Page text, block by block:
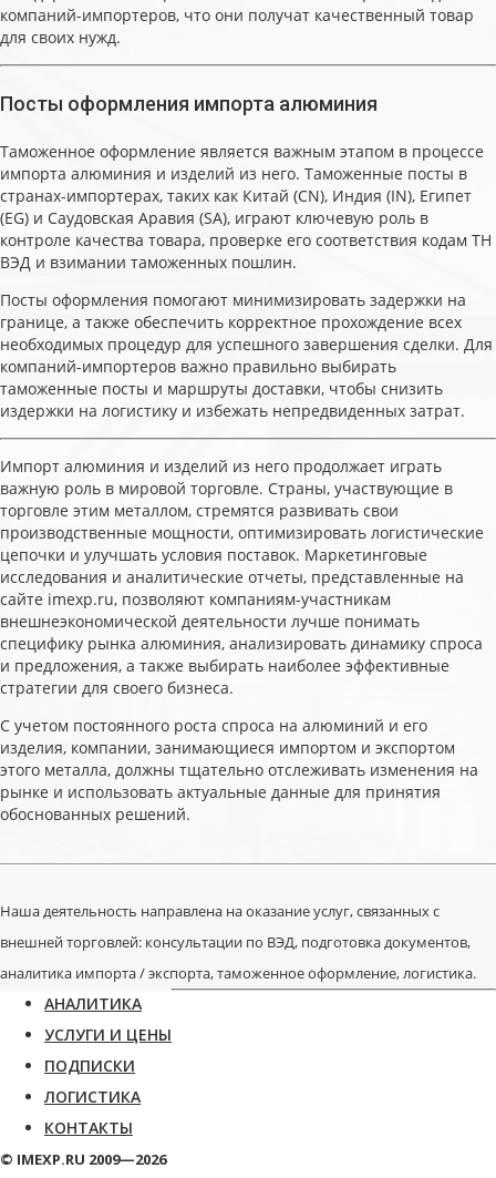
компаний-импортеров, что они получат качественный товар
для своих нужд.
Посты оформления импорта алюминия
Таможенное оформление является важным этапом в процессе
импорта алюминия и изделий из него. Таможенные посты в
странах-импортерах, таких как Китай (CN), Индия (IN), Египет
(EG) и Саудовская Аравия (SA), играют ключевую роль в
контроле качества товара, проверке его соответствия кодам ТН
ВЭД и взимании таможенных пошлин.
Посты оформления помогают минимизировать задержки на
границе, а также обеспечить корректное прохождение всех
необходимых процедур для успешного завершения сделки. Для
компаний-импортеров важно правильно выбирать
таможенные посты и маршруты доставки, чтобы снизить
издержки на логистику и избежать непредвиденных затрат.
Импорт алюминия и изделий из него продолжает играть
важную роль в мировой торговле. Страны, участвующие в
торговле этим металлом, стремятся развивать свои
производственные мощности, оптимизировать логистические
цепочки и улучшать условия поставок. Маркетинговые
исследования и аналитические отчеты, представленные на
сайте imexp.ru, позволяют компаниям-участникам
внешнеэкономической деятельности лучше понимать
специфику рынка алюминия, анализировать динамику спроса
и предложения, а также выбирать наиболее эффективные
стратегии для своего бизнеса.
С учетом постоянного роста спроса на алюминий и его
изделия, компании, занимающиеся импортом и экспортом
этого металла, должны тщательно отслеживать изменения на
рынке и использовать актуальные данные для принятия
обоснованных решений.
Наша деятельность направлена на оказание услуг, связанных с
внешней торговлей: консультации по ВЭД, подготовка документов,
аналитика импорта / экспорта, таможенное оформление, логистика.
АНАЛИТИКА
УСЛУГИ И ЦЕНЫ
ПОДПИСКИ
ЛОГИСТИКА
КОНТАКТЫ
© IMEXP.RU 2009—2026